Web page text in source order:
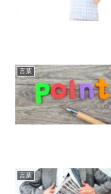
言葉
言葉